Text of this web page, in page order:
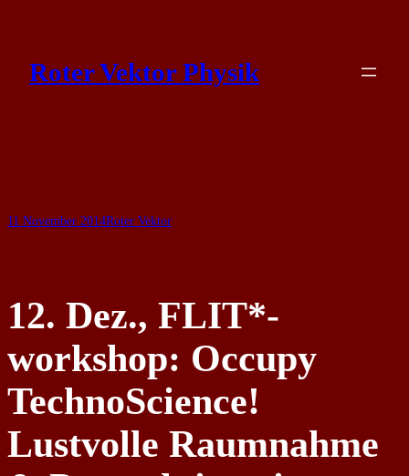
content
Roter Vektor Physik
11 November 2014Roter Vektor
12. Dez., FLIT*-
workshop: Occupy
TechnoScience!
Lustvolle Raumnahme